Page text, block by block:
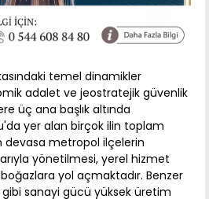
temel dinamikler
adalet ve jeostratejik güvenlik
üç ana başlık altında
yer alan birçok ilin toplam
devasa metropol ilçelerin
yönetilmesi, yerel hizmet
yol açmaktadır. Benzer
sanayi gücü yüksek üretim